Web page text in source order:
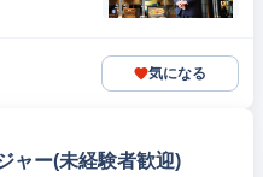
気になる
ャー(未経験者歓迎)